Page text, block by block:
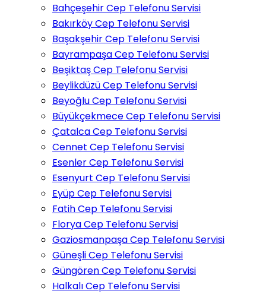
Bahçeşehir Cep Telefonu Servisi
Bakırköy Cep Telefonu Servisi
Başakşehir Cep Telefonu Servisi
Bayrampaşa Cep Telefonu Servisi
Beşiktaş Cep Telefonu Servisi
Beylikdüzü Cep Telefonu Servisi
Beyoğlu Cep Telefonu Servisi
Büyükçekmece Cep Telefonu Servisi
Çatalca Cep Telefonu Servisi
Cennet Cep Telefonu Servisi
Esenler Cep Telefonu Servisi
Esenyurt Cep Telefonu Servisi
Eyüp Cep Telefonu Servisi
Fatih Cep Telefonu Servisi
Florya Cep Telefonu Servisi
Gaziosmanpaşa Cep Telefonu Servisi
Güneşli Cep Telefonu Servisi
Güngören Cep Telefonu Servisi
Halkalı Cep Telefonu Servisi